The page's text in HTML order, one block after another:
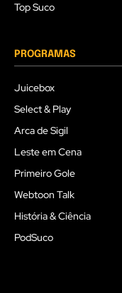
Top Suco
PROGRAMAS
Juicebox
Select & Play
Arca de Sigil
Leste em Cena
Primeiro Gole
Webtoon Talk
História & Ciência
PodSuco